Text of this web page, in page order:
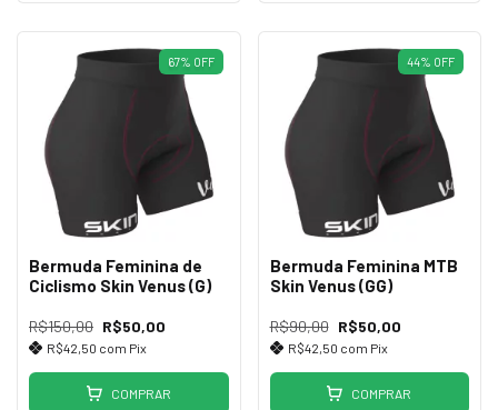
67% OFF
Bermuda Feminina de
Ciclismo Skin Venus (G)
R$150,00 R$50,00
R$42,50 com Pix
COMPRAR
44% OFF
Bermuda Feminina MTB
Skin Venus (GG)
R$90,00 R$50,00
R$42,50 com Pix
COMPRAR